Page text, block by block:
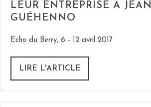
LEUR ENTREPRISE À JEAN
GUÉHENNO
Echo du Berry, 6 - 12 avril 2017
LIRE L'ARTICLE